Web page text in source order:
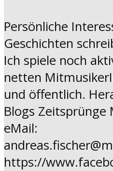
Persönliche
Geschichten
Ich spiele noch
netten
und öffentlich.
Blogs Zeitsprünge
eMail:
https://